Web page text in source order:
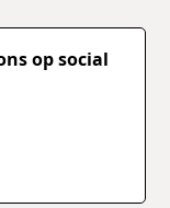
op social